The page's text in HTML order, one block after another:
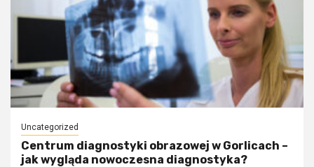
Uncategorized
Centrum diagnostyki obrazowej w Gorlicach –
jak wygląda nowoczesna diagnostyka?